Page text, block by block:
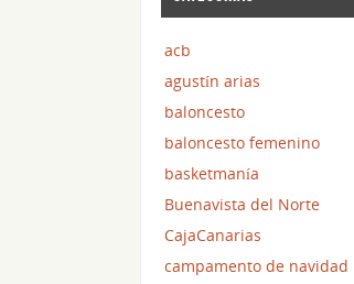
acb
agustín arias
baloncesto
baloncesto femenino
basketmanía
Buenavista del Norte
CajaCanarias
campamento de navidad